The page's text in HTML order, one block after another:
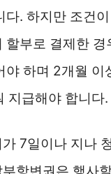
다. 하지만 조건
할부로 결제한 경
하며 2개월 이
지급해야 합니다.
7일이나 지나